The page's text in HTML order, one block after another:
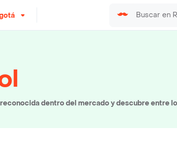
dentro del mercado y descubre